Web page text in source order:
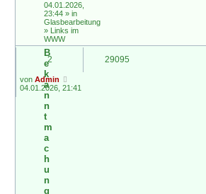
04.01.2026,
23:44 » in
Glasbearbeitung
» Links im
WWW
B
e
k
a
n
n
t
m
a
c
h
u
n
g
2 29095
von Admin
04.01.2026, 21:41